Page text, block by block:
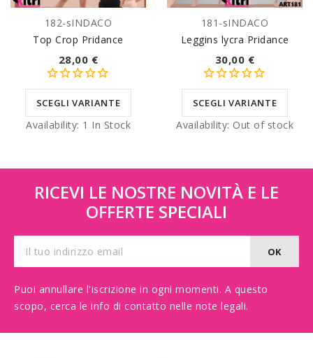
182-sINDACO
Top Crop Pridance
28,00 €
SCEGLI VARIANTE
Availability: 1 In Stock
181-sINDACO
Leggins lycra Pridance
30,00 €
SCEGLI VARIANTE
Availability: Out of stock
RICEVI LE NOSTRE NOVITÀ E LE
OFFERTE SPECIALI
Puoi annullare l'iscrizione in ogni momenti. A questo
scopo, cerca le info di contatto nelle note legali.